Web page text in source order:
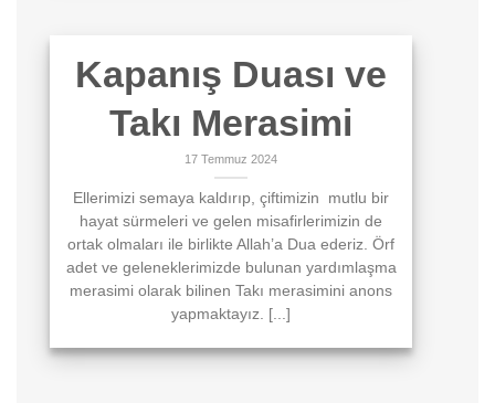
Kapanış Duası ve
Takı Merasimi
17 Temmuz 2024
Ellerimizi semaya kaldırıp, çiftimizin mutlu bir
hayat sürmeleri ve gelen misafirlerimizin de
ortak olmaları ile birlikte Allah’a Dua ederiz. Örf
adet ve geleneklerimizde bulunan yardımlaşma
merasimi olarak bilinen Takı merasimini anons
yapmaktayız. [...]